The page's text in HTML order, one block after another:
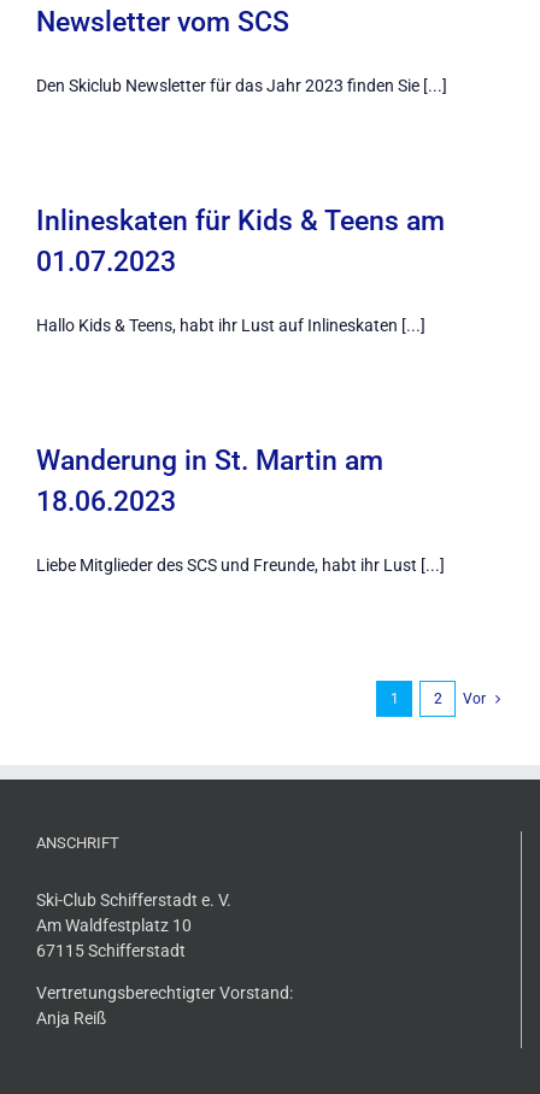
Newsletter vom SCS
Den Skiclub Newsletter für das Jahr 2023 finden Sie [...]
Inlineskaten für Kids & Teens am
01.07.2023
Hallo Kids & Teens, habt ihr Lust auf Inlineskaten [...]
Wanderung in St. Martin am
18.06.2023
Liebe Mitglieder des SCS und Freunde, habt ihr Lust [...]
1 2 Vor
ANSCHRIFT
Ski-Club Schifferstadt e. V.
Am Waldfestplatz 10
67115 Schifferstadt
Vertretungsberechtigter Vorstand:
Anja Reiß